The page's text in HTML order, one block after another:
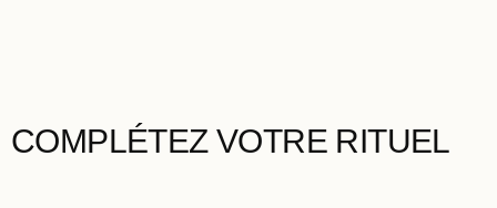
COMPLÉTEZ VOTRE RITUEL